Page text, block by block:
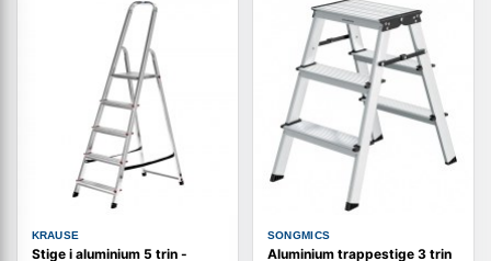
KRAUSE
Stige i aluminium 5 trin -
SONGMICS
Aluminium trappestige 3 trin